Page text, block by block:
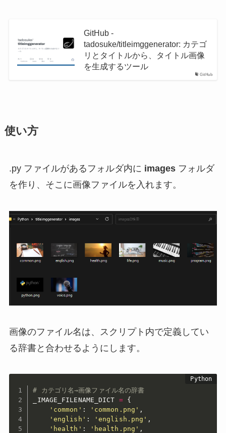
GitHub
GitHub -
tadosuke/titleimggenerator: カテゴ
リとタイトルから、タイトル画像
を生成するツール
使い方
.py ファイルがあるフォルダ内に imagesフォルダ
を作り、そこに画像ファイルを入れます。
画像のファイル名は、スクリプト内で定義してい
る辞書と合わせるようにします。
# カテゴリ名→画像ファイル名の辞書
_IMAGE_FILENAME_DICT =
{
'common' : 'common.png' ,
'english' : 'english.png' ,
'health' : 'health.png' ,